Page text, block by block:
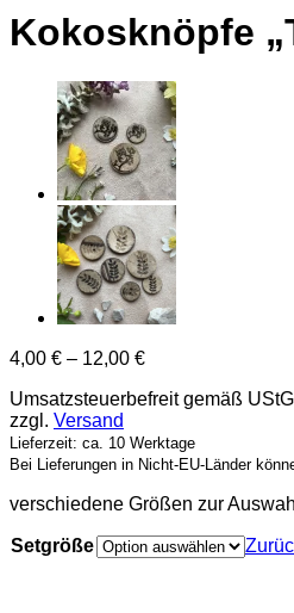
Kokosknöpfe
4,00 € – 12,00 €
Umsatzsteuerbefreit gemäß
zzgl. Versand
Lieferzeit: ca. 10 Werktage
Bei Lieferungen in Nicht-EU-Länder
verschiedene Größen zur Auswahl
Setgröße